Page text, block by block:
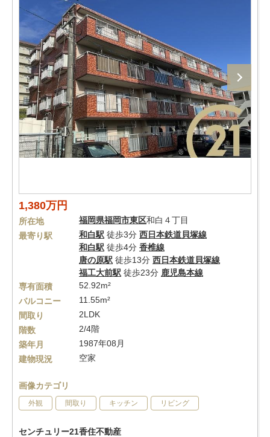
1,380万円
所在地 福岡県福岡市東区和白４丁目
最寄り駅
和白駅 徒歩3分 西日本鉄道貝塚線
和白駅 徒歩4分 香椎線
唐の原駅 徒歩13分 西日本鉄道貝塚線
福工大前駅 徒歩23分 鹿児島本線
専有面積
52.92m²
バルコニー
11.55m²
間取り
2LDK
階数
2/4階
築年月
1987年08月
建物現況
空家
画像カテゴリ
外観 間取り キッチン リビング
センチュリー21香住不動産